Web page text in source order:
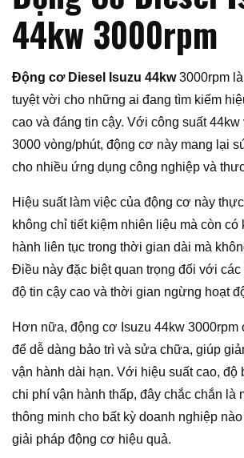
44kw 3000rpm
Động cơ Diesel Isuzu 44kw3000rpm
tuyệt vời cho những ai đang tìm kiếm
cao và đáng tin cậy. Với công suất 44kw
3000 vòng/phút, động cơ này mang lại
cho nhiều ứng dụng công nghiệp và
Hiệu suất làm việc của động cơ này
không chỉ tiết kiệm nhiên liệu mà còn có
hành liên tục trong thời gian dài mà
Điều này đặc biệt quan trọng đối với các
độ tin cậy cao và thời gian ngừng hoạt
Hơn nữa, động cơ Isuzu 44kw 3000rpm
để dễ dàng bảo trì và sửa chữa, giúp
vận hành dài hạn. Với hiệu suất cao, độ
chi phí vận hành thấp, đây chắc chắn là
thông minh cho bất kỳ doanh nghiệp
giải pháp động cơ hiệu quả.